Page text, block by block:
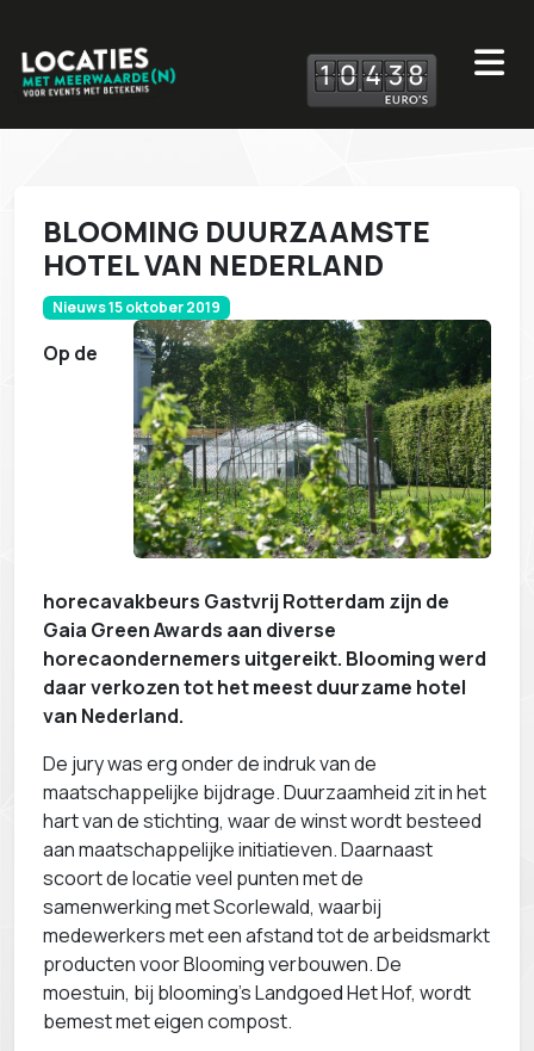
10 438
BLOOMING DUURZAAMSTE
HOTEL VAN NEDERLAND
Nieuws 15 oktober 2019
Op de
horecavakbeurs Gastvrij Rotterdam zijn de
Gaia Green Awards aan diverse
horecaondernemers uitgereikt. Blooming werd
daar verkozen tot het meest duurzame hotel
van Nederland.
De jury was erg onder de indruk van de
maatschappelijke bijdrage. Duurzaamheid zit in het
hart van de stichting, waar de winst wordt besteed
aan maatschappelijke initiatieven. Daarnaast
scoort de locatie veel punten met de
samenwerking met Scorlewald, waarbij
medewerkers met een afstand tot de arbeidsmarkt
producten voor Blooming verbouwen. De
moestuin, bij blooming’s Landgoed Het Hof, wordt
bemest met eigen compost.